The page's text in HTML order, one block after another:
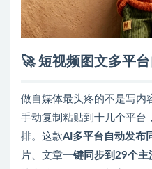
🚀 短视频图文多平
做自媒体最头疼的不是写内
手动复制粘贴到十几个平台
排。这款AI多平台自动发布
片、文章一键同步到29个主